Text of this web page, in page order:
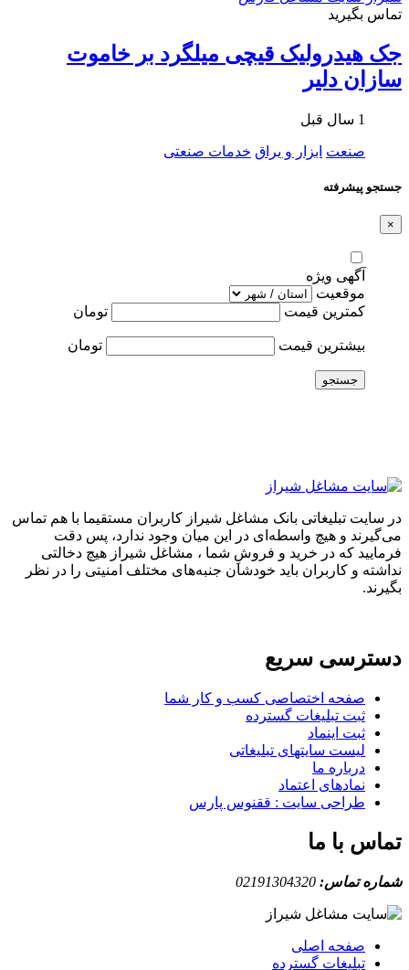
تماس بگیرید
جک هیدرولیک قيچی میلگرد بر خاموت
سازان دلیر
1 سال قبل
صنعت ابزار و یراق خدمات صنعتی
جستجو پیشرفته
×
آگهی ویژه
موقعیت
کمترین قیمت
تومان
بیشترین قیمت تومان
جستجو
در سایت تبلیغاتی بانک مشاغل شیراز کاربران مستقیما با هم تماس
می‌گیرند و هیچ واسطه‌ای در این میان وجود ندارد، پس دقت
فرمایید که در خرید و فروشِ شما ، مشاغل شیراز هیچ دخالتی
نداشته و کاربران باید خودشان جنبه‌های مختلف امنیتی را در نظر
بگیرند.
دسترسی سریع
صفحه اختصاصی کسب و کار شما
ثبت تبلیغات گسترده
ثبت اینماد
لیست سایتهای تبلیغاتی
درباره ما
نمادهای اعتماد
طراحی سایت : ققنوس پارس
تماس با ما
شماره تماس: 02191304320
صفحه اصلی
تبلیغات گسترده